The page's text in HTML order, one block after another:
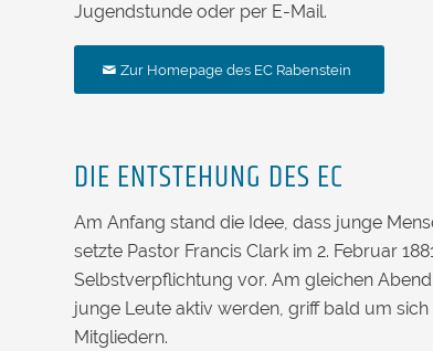
Jugendstunde oder per E-Mail.
Zur Homepage des EC Rabenstein
DIE ENTSTEHUNG DES EC
Am Anfang stand die Idee, dass junge
setzte Pastor Francis Clark im 2. Februar
Selbstverpflichtung vor. Am gleichen
junge Leute aktiv werden, griff bald um
Mitgliedern.